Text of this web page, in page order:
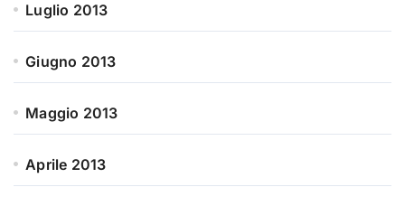
Luglio 2013
Giugno 2013
Maggio 2013
Aprile 2013